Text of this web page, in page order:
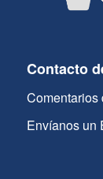
Contacto
Comentarios
Envíanos un